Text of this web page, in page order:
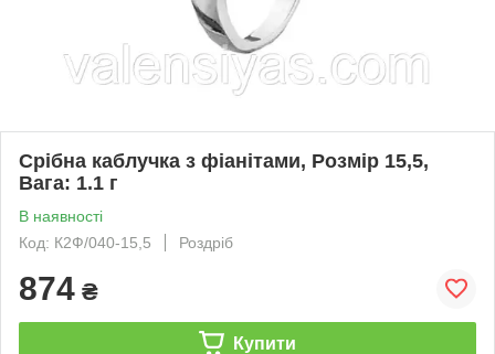
Срібна каблучка з фіанітами, Розмір 15,5,
Вага: 1.1 г
В наявності
Код: К2Ф/040-15,5
Роздріб
874 ₴
Купити